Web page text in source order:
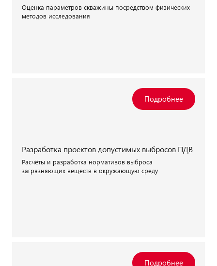
Оценка параметров скважины посредством физических
методов исследования
Разработка проектов допустимых выбросов ПДВ
Расчёты и разработка нормативов выброса
загрязняющих веществ в окружающую среду